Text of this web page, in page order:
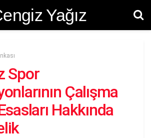
Yağız
Spor
Çalışma
Hakkında